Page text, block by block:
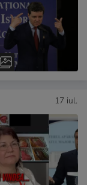
17 iul.